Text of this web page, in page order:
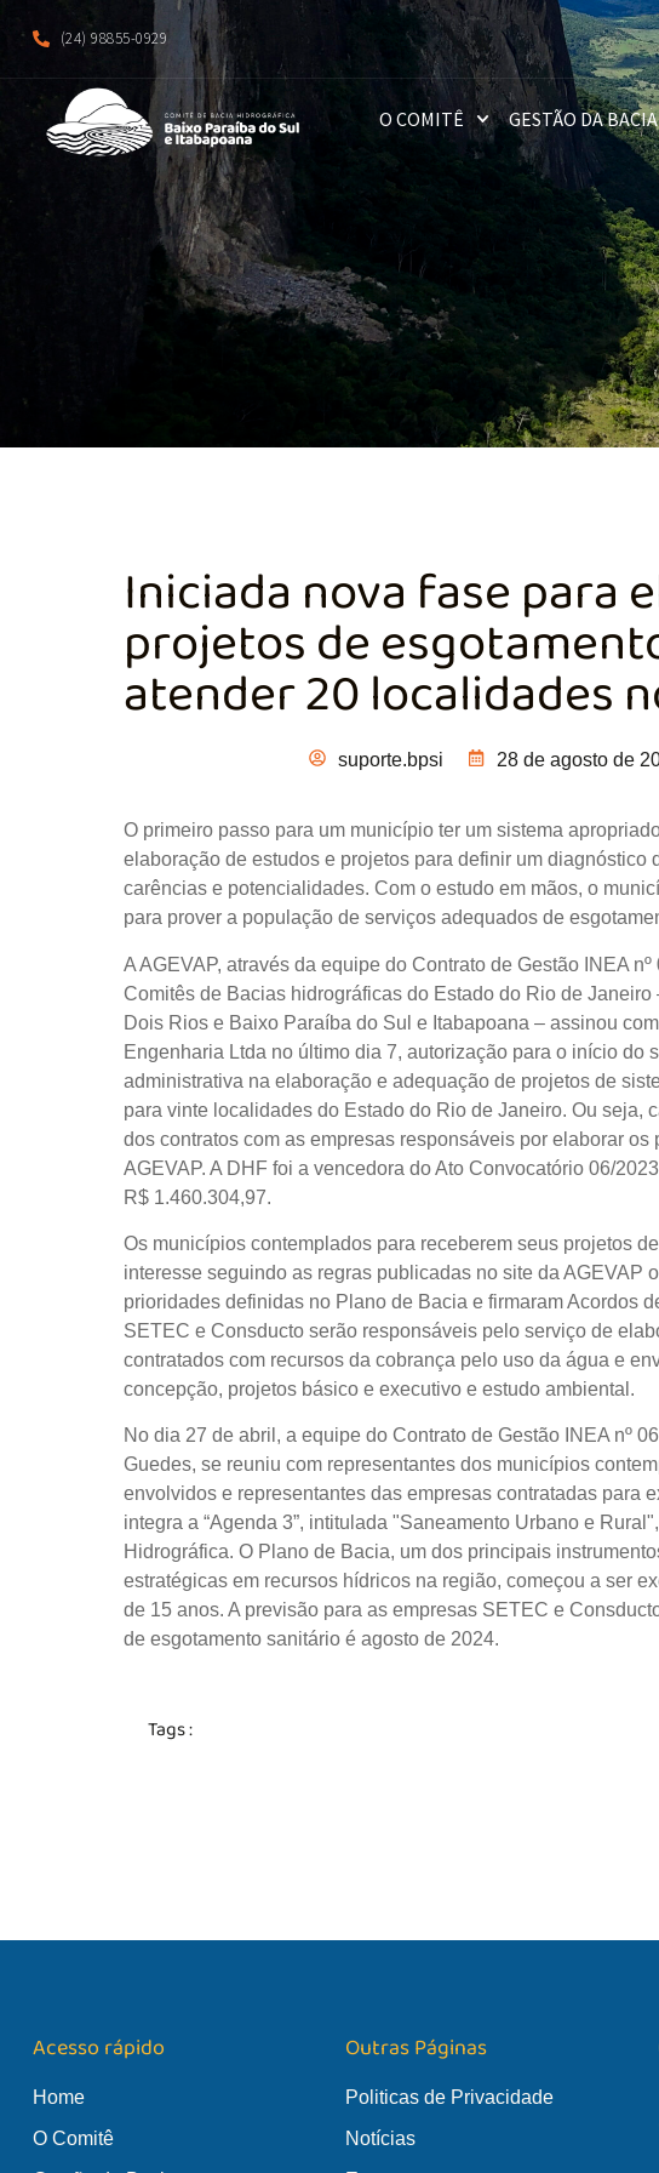
(24) 98855-0929
O COMITÊ GESTÃO DA BACIA
Iniciada nova fase para
projetos de
atender 20 localidades
suporte.bpsi 28 de agosto de
O primeiro passo para um município ter um sistema
elaboração de estudos e projetos para definir um diagnóstico
carências e potencialidades. Com o estudo em mãos, o
para prover a população de serviços adequados de
A AGEVAP, através da equipe do Contrato de Gestão INEA
Comitês de Bacias hidrográficas do Estado do Rio de
Dois Rios e Baixo Paraíba do Sul e Itabapoana – assinou
Engenharia Ltda no último dia 7, autorização para o início do
administrativa na elaboração e adequação de projetos de
para vinte localidades do Estado do Rio de Janeiro. Ou seja,
dos contratos com as empresas responsáveis por elaborar os
AGEVAP. A DHF foi a vencedora do Ato Convocatório 06/
R$ 1.460.304,97.
Os municípios contemplados para receberem seus projetos
interesse seguindo as regras publicadas no site da AGEVAP
prioridades definidas no Plano de Bacia e firmaram Acordos
SETEC e Consducto serão responsáveis pelo serviço de
contratados com recursos da cobrança pelo uso da água e
concepção, projetos básico e executivo e estudo ambiental.
No dia 27 de abril, a equipe do Contrato de Gestão INEA nº
Guedes, se reuniu com representantes dos municípios
envolvidos e representantes das empresas contratadas para
integra a “Agenda 3”, intitulada "Saneamento Urbano e
Hidrográfica. O Plano de Bacia, um dos principais
estratégicas em recursos hídricos na região, começou a ser
de 15 anos. A previsão para as empresas SETEC e
de esgotamento sanitário é agosto de 2024.
Tags :
Acesso rápido
Home
O Comitê
Outras Páginas
Politicas de Privacidade
Notícias